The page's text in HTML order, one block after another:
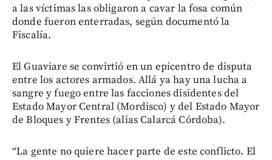
a las víctimas las obligaron a cavar la fosa común
donde fueron enterradas, según documentó la
Fiscalía.
El Guaviare se convirtió en un epicentro de disputa
entre los actores armados. Allá ya hay una lucha a
sangre y fuego entre las facciones disidentes del
Estado Mayor Central (Mordisco) y del Estado Mayor
de Bloques y Frentes (alias Calarcá Córdoba).
“La gente no quiere hacer parte de este conflicto. El